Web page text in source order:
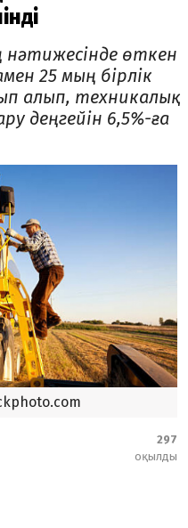
нәтижесінде өткен
25 мың бірлік
алып, техникалық
деңгейін 6,5%-ға
297
оқылды